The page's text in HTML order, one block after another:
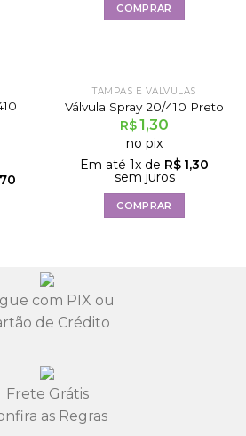
COMPRAR
TAMPAS E VÁLVULAS
Válvula Spray 20/410 Preto
R$1,30
no pix
Em até 1x de R$ 1,30
sem juros
COMPRAR
com PIX ou
de Crédito
Frete Grátis
as Regras